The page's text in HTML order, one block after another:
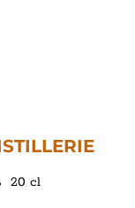
20 cl